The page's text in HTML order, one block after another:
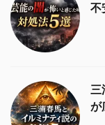
不
三
が